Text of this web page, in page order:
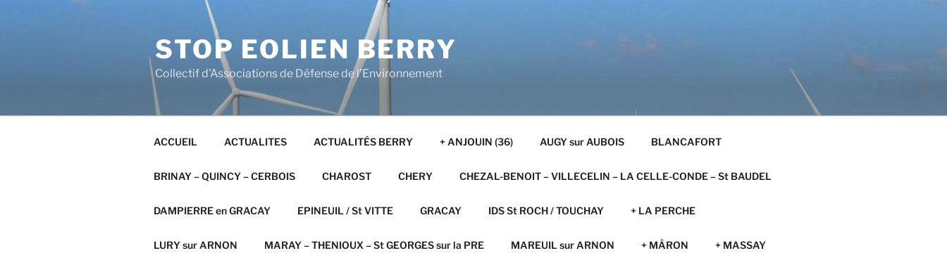
STOP EOLIEN BERRY
Collectif d'Associations de Défense de l’Environnement
ACCUEIL ACTUALITES ACTUALITÉS BERRY + ANJOUIN (36) AUGY sur AUBOIS BLANCAFORT
BRINAY – QUINCY – CERBOIS CHAROST CHERY CHEZAL-BENOIT – VILLECELIN – LA CELLE-CONDE – St BAUDEL
DAMPIERRE en GRACAY EPINEUIL / St VITTE GRACAY IDS St ROCH / TOUCHAY + LA PERCHE
LURY sur ARNON MARAY – THENIOUX – St GEORGES sur la PRE MAREUIL sur ARNON + MÂRON + MASSAY